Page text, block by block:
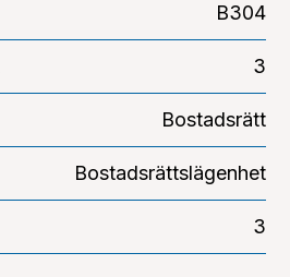
B304
3
Bostadsrätt
Bostadsrättslägenhet
3